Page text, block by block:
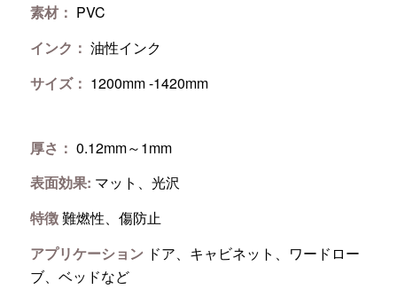
素材： PVC
インク： 油性インク
サイズ： 1200mm -1420mm
厚さ： 0.12mm～1mm
表面効果: マット、光沢
特徴難燃性、傷防止
アプリケーション ドア、キャビネット、ワードロー
ブ、ベッドなど